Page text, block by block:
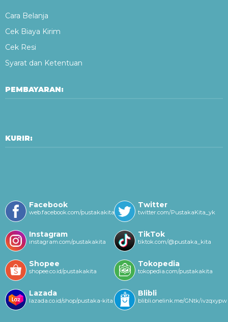
Cara Belanja
Cek Biaya Kirim
Cek Resi
Syarat dan Ketentuan
PEMBAYARAN:
KURIR:
Facebook
web.facebook.com/pustakakitayk/
Twitter
twitter.com/PustakaKita_yk
Instagram
instagram.com/pustakakita
TikTok
tiktok.com/@pustaka_kita
Shopee
shopee.co.id/pustakakita
Tokopedia
tokopedia.com/pustakakita
Lazada
lazada.co.id/shop/pustaka-kita
Blibli
blibli.onelink.me/GNtk/ivzqxypw